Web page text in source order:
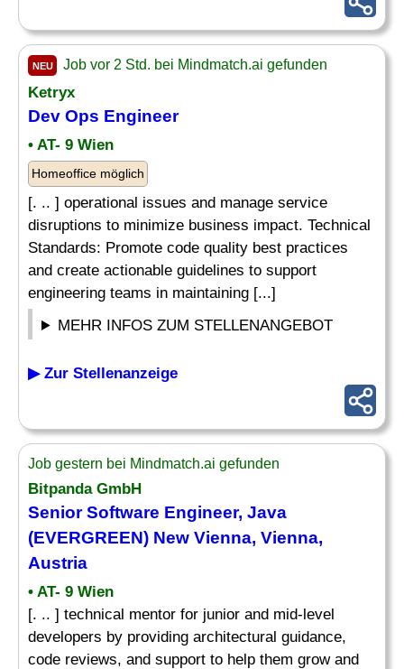
NEU Job vor 2 Std. bei Mindmatch.ai gefunden
Ketryx
Dev Ops Engineer
• AT- 9 Wien
Homeoffice möglich
[. .. ] operational issues and manage service
disruptions to minimize business impact. Technical
Standards: Promote code quality best practices
and create actionable guidelines to support
engineering teams in maintaining [...]
MEHR INFOS ZUM STELLENANGEBOT
▶ Zur Stellenanzeige
Job gestern bei Mindmatch.ai gefunden
Bitpanda GmbH
Senior Software Engineer, Java
(EVERGREEN) New Vienna, Vienna,
Austria
• AT- 9 Wien
[. .. ] technical mentor for junior and mid-level
developers by providing architectural guidance,
code reviews, and support to help them grow and